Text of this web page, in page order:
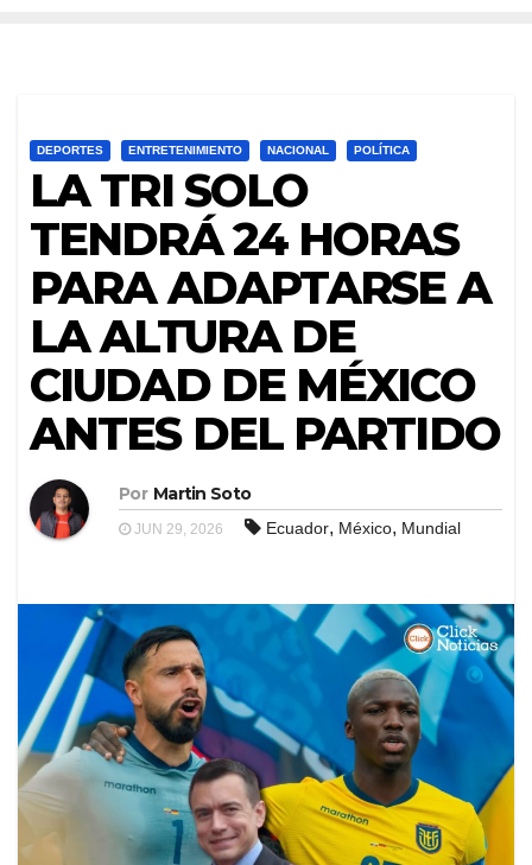
DEPORTES ENTRETENIMIENTO NACIONAL POLÍTICA
LA TRI SOLO
TENDRÁ 24 HORAS
PARA ADAPTARSE A
LA ALTURA DE
CIUDAD DE MÉXICO
ANTES DEL PARTIDO
Por Martin Soto
JUN 29, 2026 Ecuador, México, Mundial